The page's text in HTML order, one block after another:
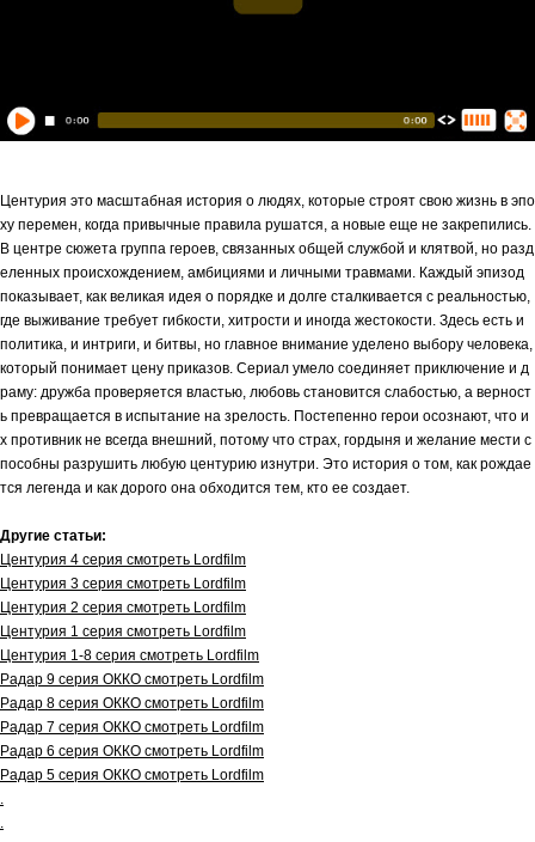
Центурия это масштабная история о людях, которые строят свою жизнь в эпо
ху перемен, когда привычные правила рушатся, а новые еще не закрепились.
В центре сюжета группа героев, связанных общей службой и клятвой, но разд
еленных происхождением, амбициями и личными травмами. Каждый эпизод
показывает, как великая идея о порядке и долге сталкивается с реальностью,
где выживание требует гибкости, хитрости и иногда жестокости. Здесь есть и
политика, и интриги, и битвы, но главное внимание уделено выбору человека,
который понимает цену приказов. Сериал умело соединяет приключение и д
раму: дружба проверяется властью, любовь становится слабостью, а верност
ь превращается в испытание на зрелость. Постепенно герои осознают, что и
х противник не всегда внешний, потому что страх, гордыня и желание мести с
пособны разрушить любую центурию изнутри. Это история о том, как рождае
тся легенда и как дорого она обходится тем, кто ее создает.
Другие статьи:
Центурия 4 серия смотреть Lordfilm
Центурия 3 серия смотреть Lordfilm
Центурия 2 серия смотреть Lordfilm
Центурия 1 серия смотреть Lordfilm
Центурия 1-8 серия смотреть Lordfilm
Радар 9 серия ОККО смотреть Lordfilm
Радар 8 серия ОККО смотреть Lordfilm
Радар 7 серия ОККО смотреть Lordfilm
Радар 6 серия ОККО смотреть Lordfilm
Радар 5 серия ОККО смотреть Lordfilm